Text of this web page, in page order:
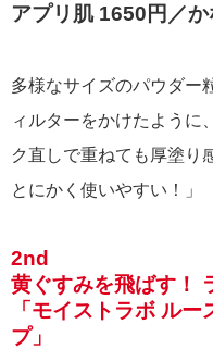
アプリ肌 1650円／
多様なサイズのパウダー
ィルターをかけたように
ク直しで重ねても厚塗り
とにかく使いやすい！」
2nd
黄ぐすみを飛ばす！
「モイストラボ ル
プ」